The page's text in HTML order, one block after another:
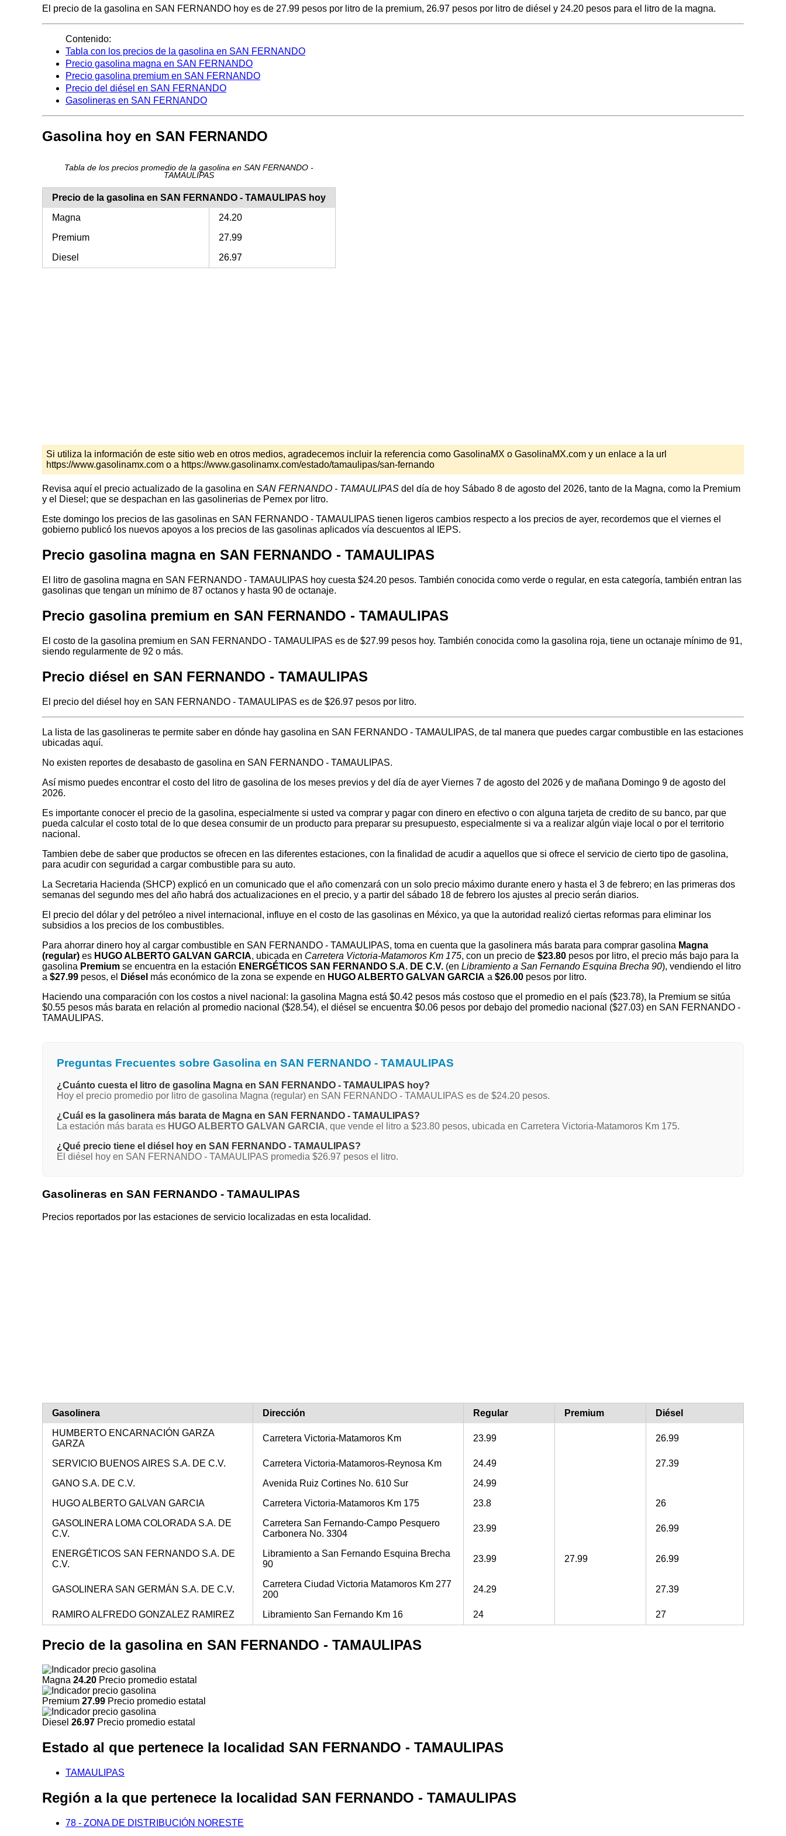
El precio de la gasolina en SAN FERNANDO hoy es de 27.99 pesos por litro de la premium, 26.97 pesos por litro de diésel y 24.20 pesos para el litro de la magna.
Contenido:
Tabla con los precios de la gasolina en SAN FERNANDO
Precio gasolina magna en SAN FERNANDO
Precio gasolina premium en SAN FERNANDO
Precio del diésel en SAN FERNANDO
Gasolineras en SAN FERNANDO
Gasolina hoy en SAN FERNANDO
Tabla de los precios promedio de la gasolina en SAN FERNANDO -
TAMAULIPAS
Precio de la gasolina en SAN FERNANDO - TAMAULIPAS hoy
Magna
24.20
Premium
27.99
Diesel
26.97
Si utiliza la información de este sitio web en otros medios, agradecemos incluir la referencia como GasolinaMX o GasolinaMX.com y un enlace a la url
https://www.gasolinamx.com o a https://www.gasolinamx.com/estado/tamaulipas/san-fernando
Revisa aquí el precio actualizado de la gasolina en SAN FERNANDO - TAMAULIPAS del día de hoy Sábado 8 de agosto del 2026, tanto de la Magna, como la Premium
y el Diesel; que se despachan en las gasolinerias de Pemex por litro.
Este domingo los precios de las gasolinas en SAN FERNANDO - TAMAULIPAS tienen ligeros cambios respecto a los precios de ayer, recordemos que el viernes el
gobierno publicó los nuevos apoyos a los precios de las gasolinas aplicados vía descuentos al IEPS.
Precio gasolina magna en SAN FERNANDO - TAMAULIPAS
El litro de gasolina magna en SAN FERNANDO - TAMAULIPAS hoy cuesta $24.20 pesos. También conocida como verde o regular, en esta categoría, también entran las
gasolinas que tengan un mínimo de 87 octanos y hasta 90 de octanaje.
Precio gasolina premium en SAN FERNANDO - TAMAULIPAS
El costo de la gasolina premium en SAN FERNANDO - TAMAULIPAS es de $27.99 pesos hoy. También conocida como la gasolina roja, tiene un octanaje mínimo de 91,
siendo regularmente de 92 o más.
Precio diésel en SAN FERNANDO - TAMAULIPAS
El precio del diésel hoy en SAN FERNANDO - TAMAULIPAS es de $26.97 pesos por litro.
La lista de las gasolineras te permite saber en dónde hay gasolina en SAN FERNANDO - TAMAULIPAS, de tal manera que puedes cargar combustible en las estaciones
ubicadas aquí.
No existen reportes de desabasto de gasolina en SAN FERNANDO - TAMAULIPAS.
Así mismo puedes encontrar el costo del litro de gasolina de los meses previos y del día de ayer Viernes 7 de agosto del 2026 y de mañana Domingo 9 de agosto del
2026.
Es importante conocer el precio de la gasolina, especialmente si usted va comprar y pagar con dinero en efectivo o con alguna tarjeta de credito de su banco, par que
pueda calcular el costo total de lo que desea consumir de un producto para preparar su presupuesto, especialmente si va a realizar algún viaje local o por el territorio
nacional.
Tambien debe de saber que productos se ofrecen en las diferentes estaciones, con la finalidad de acudir a aquellos que si ofrece el servicio de cierto tipo de gasolina,
para acudir con seguridad a cargar combustible para su auto.
La Secretaria Hacienda (SHCP) explicó en un comunicado que el año comenzará con un solo precio máximo durante enero y hasta el 3 de febrero; en las primeras dos
semanas del segundo mes del año habrá dos actualizaciones en el precio, y a partir del sábado 18 de febrero los ajustes al precio serán diarios.
El precio del dólar y del petróleo a nivel internacional, influye en el costo de las gasolinas en México, ya que la autoridad realizó ciertas reformas para eliminar los
subsidios a los precios de los combustibles.
Para ahorrar dinero hoy al cargar combustible en SAN FERNANDO - TAMAULIPAS, toma en cuenta que la gasolinera más barata para comprar gasolina Magna
(regular) es HUGO ALBERTO GALVAN GARCIA, ubicada en Carretera Victoria-Matamoros Km 175, con un precio de $23.80 pesos por litro, el precio más bajo para la
gasolina Premium se encuentra en la estación ENERGÉTICOS SAN FERNANDO S.A. DE C.V. (en Libramiento a San Fernando Esquina Brecha 90), vendiendo el litro
a $27.99 pesos, el Diésel más económico de la zona se expende en HUGO ALBERTO GALVAN GARCIA a $26.00 pesos por litro.
Haciendo una comparación con los costos a nivel nacional: la gasolina Magna está $0.42 pesos más costoso que el promedio en el país ($23.78), la Premium se sitúa
$0.55 pesos más barata en relación al promedio nacional ($28.54), el diésel se encuentra $0.06 pesos por debajo del promedio nacional ($27.03) en SAN FERNANDO -
TAMAULIPAS.
Preguntas Frecuentes sobre Gasolina en SAN FERNANDO - TAMAULIPAS
¿Cuánto cuesta el litro de gasolina Magna en SAN FERNANDO - TAMAULIPAS hoy?
Hoy el precio promedio por litro de gasolina Magna (regular) en SAN FERNANDO - TAMAULIPAS es de $24.20 pesos.
¿Cuál es la gasolinera más barata de Magna en SAN FERNANDO - TAMAULIPAS?
La estación más barata es HUGO ALBERTO GALVAN GARCIA, que vende el litro a $23.80 pesos, ubicada en Carretera Victoria-Matamoros Km 175.
¿Qué precio tiene el diésel hoy en SAN FERNANDO - TAMAULIPAS?
El diésel hoy en SAN FERNANDO - TAMAULIPAS promedia $26.97 pesos el litro.
Gasolineras en SAN FERNANDO - TAMAULIPAS
Precios reportados por las estaciones de servicio localizadas en esta localidad.
Gasolinera Dirección Regular Premium
Diésel
HUMBERTO ENCARNACIÓN GARZA
GARZA
Carretera Victoria-Matamoros Km 23.99 26.99
SERVICIO BUENOS AIRES S.A. DE C.V. Carretera Victoria-Matamoros-Reynosa Km 24.49
27.39
GANO S.A. DE C.V.
Avenida Ruiz Cortines No. 610 Sur
24.99
HUGO ALBERTO GALVAN GARCIA
Carretera Victoria-Matamoros Km 175 23.8
26
GASOLINERA LOMA COLORADA S.A. DE
C.V.
Carretera San Fernando-Campo Pesquero
Carbonera No. 3304
23.99 26.99
ENERGÉTICOS SAN FERNANDO S.A. DE
C.V.
Libramiento a San Fernando Esquina Brecha
90
23.99 27.99 26.99
GASOLINERA SAN GERMÁN S.A. DE C.V.
Carretera Ciudad Victoria Matamoros Km 277
200
24.29 27.39
RAMIRO ALFREDO GONZALEZ RAMIREZ Libramiento San Fernando Km 16 24 27
Precio de la gasolina en SAN FERNANDO - TAMAULIPAS
Magna 24.20 Precio promedio estatal
Premium 27.99 Precio promedio estatal
Diesel 26.97 Precio promedio estatal
Estado al que pertenece la localidad SAN FERNANDO - TAMAULIPAS
TAMAULIPAS
Región a la que pertenece la localidad SAN FERNANDO - TAMAULIPAS
78 - ZONA DE DISTRIBUCIÓN NORESTE